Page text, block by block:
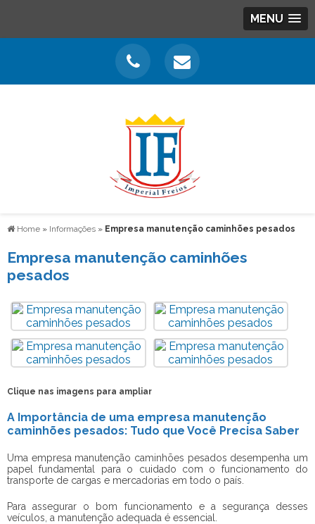
MENU
Home » Informações » Empresa manutenção caminhões pesados
Empresa manutenção caminhões
pesados
Clique nas imagens para ampliar
A Importância de uma empresa manutenção
caminhões pesados: Tudo que Você Precisa Saber
Uma empresa manutenção caminhões pesados desempenha um
papel fundamental para o cuidado com o funcionamento do
transporte de cargas e mercadorias em todo o país.
Para assegurar o bom funcionamento e a segurança desses
veículos, a manutenção adequada é essencial.